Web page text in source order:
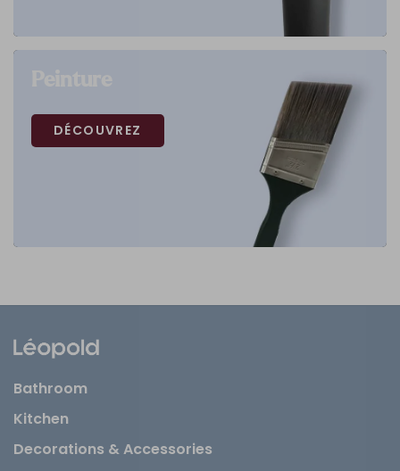
DÉCOUVREZ
Bathroom
Kitchen
Decorations & Accessories